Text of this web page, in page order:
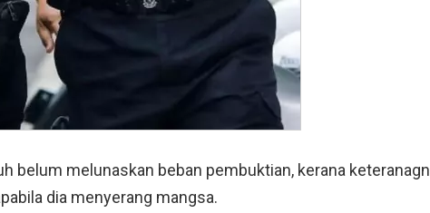
belum melunaskan beban pembuktian, kerana keteranagn
dia menyerang mangsa.